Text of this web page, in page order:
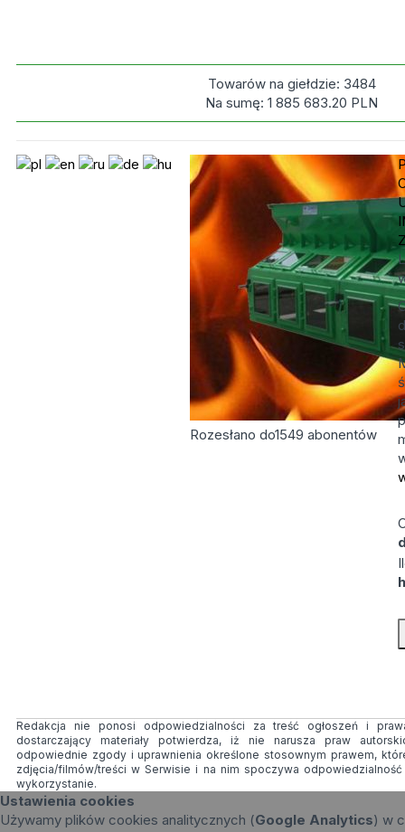
Towarów na giełdzie: 3484
Na sumę:1 885 683.20 PLN
Rozesłano do1549 abonentów
Redakcja nie ponosi odpowiedzialności za treść ogłoszeń i
dostarczający materiały potwierdza, iż nie narusza praw
odpowiednie zgody i uprawnienia określone stosownym prawem,
zdjęcia/filmów/treści w Serwisie i na nim spoczywa
wykorzystanie.
Ustawienia cookies
Używamy plików cookies analitycznych (Google Analytics) w